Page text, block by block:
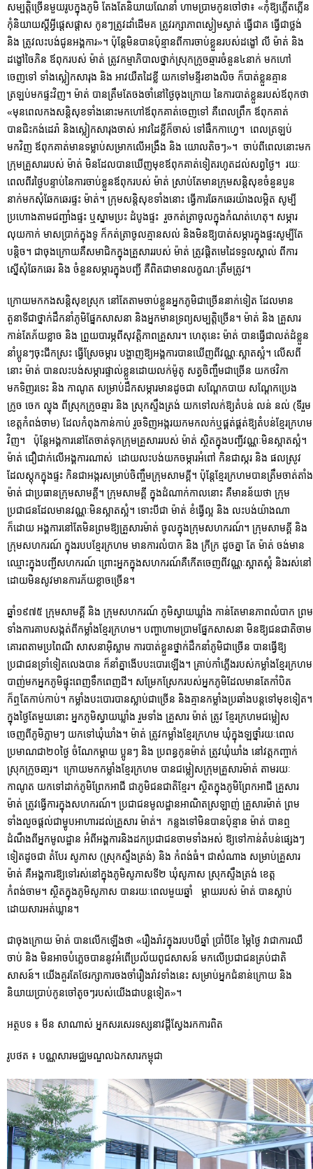
សម្បត្តិច្រើនមួយរូបក្នុងភូមិ តែងតែនិយាយណែនាំ ហាមប្រាមកូនចៅថា៖ «កុំឱ្យភ្លើតភ្លើន
កុំនិយាយស្ដីអ្វីផ្ដេសផ្ដាស កូនៗត្រូវដាំដើមគ ត្រូវរក្សាភាពស្ងៀមស្ងាត់ ធ្វើជាគ ធ្វើជាថ្លង់
និង ត្រូវលះបង់ជូនអង្គការ»។ ប៉ុន្ដែមិនបានប៉ុន្មានពីការចាប់ខ្លួនរបស់ដង្ខៅ លី ម៉ាត់ និង
ដង្ខៅចៃភិន ឪពុករបស់ ម៉ាត់ ត្រូវកម្មាភិបាលថ្នាក់ស្រុកក្រូចឆ្មារចំនួន៤នាក់ មកហៅ
ចេញទៅ ទាំងស្លៀកសារុង និង អាវយឺតដៃខ្លី យកទៅមន្ទីរខាងលិច ក៏បាត់ខ្លួនគ្មាន
ត្រឡប់មកផ្ទះវិញ។ ម៉ាត់ បានត្រឹមតែចងចាំនៅថ្ងៃចុងក្រោយ នៃការបាត់ខ្លួនរបស់ឪពុកថា
«មុនពេលកងសន្តិសុខទាំងនោះមកហៅឪពុកគាត់ចេញទៅ គឺពេលព្រឹក ឪពុកគាត់
បានជិះកង់ដេរ៉ា និងស្លៀកសារុងចាស់ អាវដៃខ្លីក៏ចាស់ ទៅផឹកកាហ្វេ។ ពេលត្រឡប់
មកវិញ ឪពុកគាត់មានទម្លាប់សម្រាកលើអង្រឹង និង យោលតិចៗ»។ ចាប់ពីពេលនោះមក
ក្រុមគ្រួសាររបស់ ម៉ាត់ មិនដែលបានឃើញមុខឪពុកគាត់ទៀតរហូតដល់សព្វថ្ងៃ។ រយៈ
ពេលពីរថ្ងៃបន្ទាប់នៃការចាប់ខ្លួនឪពុករបស់ ម៉ាត់ ស្រាប់តែមានក្រុមសន្ដិសុខចំនួនបួន
នាក់មកសុំឆែកឆេរផ្ទះ ម៉ាត់។ ក្រុមសន្តិសុខទាំងនោះ ធ្វើការឆែកឆេរយ៉ាងលម្អិត សូម្បី
ប្រហោងតាមជញ្ជាំងផ្ទះ ឬស្នាមប្រះ ដំបូងផ្ទះ រួចកត់ត្រាចូលក្នុងកំណត់ហេតុ។ សម្ភារ
លុយកាក់ មាសប្រាក់ក្នុងទូ ក៏កត់ត្រាចូលគ្មានសល់ និងមិនឱ្យបាត់សម្ភារក្នុងផ្ទះសូម្បីតែ
បន្តិច។ ជាចុងក្រោយគឺសមាជិកក្នុងគ្រួសាររបស់ ម៉ាត់ ត្រូវផ្តិតមេដៃទទួលស្គាល់ ពីការ
ស្នើសុំឆែកឆេរ និង ចំនួនសម្ភារក្នុងបញ្ជី គឺពិតជាមានលក្ខណៈត្រឹមត្រូវ។
ក្រោយ​មកកងសន្តិសុខស្រុក នៅតែ​តាម​ចាប់​ខ្លួនអ្នកភូមិ​ជា​ច្រើន​នាក់​ទៀត ដែលមាន
តួនាទីជាថ្នាក់ដឹកនាំភូមិផ្នែកសាសនា និងអ្នកមានទ្រព្យសម្បត្តិច្រើន។ ម៉ាត់ និង គ្រួសារ
កាន់តែ​ភ័យ​ខ្លាច និង ព្រួយបារម្ភពីសុវត្តិភាពគ្រួសារ។ ហេតុនេះ ម៉ាត់ បានធ្វើជាលត់ដំខ្លួន
នាំប្អូនៗចុះជីកស្រះ ធ្វើស្រែចម្ការ បង្ហាញឱ្យអង្គការបានឃើញពីវណ្ណៈស្អាតស្អំ។ លើសពី
នោះ ម៉ាត់ បានលះបង់សម្ភារផ្ទាល់ខ្លួនដោយលក់ម៉ូតូ សត្វចិញ្ចឹមជាច្រើន យកថវិកា
មកទិញរទេះ និង កាណូត សម្រាប់ដឹកសម្ការមានដូចជា សណ្ដែកបាយ សណ្ដែកប្រេង
ក្រូច ចេក ល្ហុង ពីស្រុកក្រូចឆ្មារ និង ស្រុកស្ទឹងត្រង់ យកទៅលក់ឱ្យតំបន់ លន់ នល់ (ទីរួម
ខេត្តកំពង់ចាម) ដែលកំពុងកាន់កាប់ រួចទិញអង្ករយកមកលក់ឬផ្គត់ផ្គត់ឱ្យតំបន់ខ្មែរក្រហម
វិញ។ ប៉ុន្ដែអង្គការនៅតែចាត់ទុកក្រុមគ្រួសាររបស់ ម៉ាត់ ស្ថិតក្នុងបញ្ជីវណ្ណៈមិនស្អាតស្អំ។
ម៉ាត់ ជឿជាក់លើអង្គការណាស់ ដោយលះបង់យកចម្ការអំពៅ កិនជាស្ករ និង ផលស្រូវ
ដែលស្តុកក្នុងផ្ទះ កិនជា​អង្ករ​សម្រាប់ចិញ្ចឹម​ក្រុម​សាមគ្គី។ ប៉ុន្តែខ្មែរក្រហមបានត្រឹមចាត់តាំង
ម៉ាត់ ជាប្រធានក្រុមសាមគ្គី។ ក្រុមសាមគ្គី ក្នុងដំណាក់កាលនោះ គឺមានន័យថា ក្រុម
ប្រជាជនដែលមានវណ្ណៈមិនស្អាតស្អំ។ ទោះបីជា ម៉ាត់ ខំធ្វើល្អ និង លះបង់យ៉ាងណា
ក៏ដោយ អង្គការនៅតែមិនព្រមឱ្យគ្រួសារម៉ាត់ ចូលក្នុងក្រុមសហករណ៍។ ក្រុមសាមគ្គី និង
ក្រុមសហករណ៍ ក្នុងរបបខ្មែរក្រហម មានការលំបាក និង ក្រីក្រ ដូចគ្នា តែ ម៉ាត់ ចង់មាន
ឈ្មោះក្នុងបញ្ជីសហករណ៍ ព្រោះអ្នកក្នុងសហករណ៍គឺកើតចេញពីវណ្ណៈស្អាតស្អំ និងរស់នៅ
ដោយមិនសូវមានការភ័យខ្លាចច្រើន។
ឆ្នាំ១៩៧៥ ក្រុមសាមគ្គី និង ក្រុមសហករណ៍ ភូមិស្វាយឃ្លាំង កាន់តែមានភាពលំបាក ព្រម
ទាំងការគាបសង្កត់ពីកម្លាំងខ្មែរក្រហម។ បញ្ហាហាមប្រាមផ្នែកសាសនា មិនឱ្យជនជាតិចាម
គោរពតាមប្រពៃណី សាសនាអ៊ិស្លាម ការបាត់ខ្លួនថ្នាក់ដឹកនាំភូមិជាច្រើន បានធ្វើឱ្យ
ប្រជាជនទ្រាំទៀតលេងបាន ក៏នាំគ្នាងើបបះបោរឡើង។ គ្រាប់កាំភ្លើងរបស់កម្លាំងខ្មែរក្រហម
បាញ់មកអ្នកភូមិផ្ទុះពេញទឹកពេញដី។ សម្រែកស្រែករបស់អ្នកភូមិដែលមានតែកាំបិត
ក៏ឮតែកាប់កាប់។ កម្លាំងបះបោរបានស្លាប់ជាច្រើន និងគ្មានកម្លាំងប្រឆាំងបន្តទៅមុខទៀត។
ក្នុងថ្ងៃតែមួយនោះ អ្នកភូមិស្វាយឃ្លាំង រួមទាំង គ្រួសារ ម៉ាត់ ត្រូវ ខ្មែរក្រហមជម្លៀស
ចេញពីភូមិភ្លាមៗ យកទៅឃុំឃាំង។ ម៉ាត់ ត្រូវកម្លាំងខ្មែរក្រហម ឃុំក្នុងឡថ្នាំរយៈពេល
ប្រមាណជា២០ថ្ងៃ ចំណែកម្តាយ ប្អូនៗ និង ប្រពន្ធកូនម៉ាត់ ត្រូវឃុំឃាំង នៅវត្តកញ្ចាក់
ស្រុកក្រូចឆា្មរ។ ក្រោយមកកម្លាំងខ្មែរក្រហម បានជម្លៀសក្រុមគ្រួសារម៉ាត់ តាមរយៈ
កាណូត យកទៅដាក់ភូមិព្រែកអាជី ជាភូមិជនជាតិខ្មែរ។ ស្ថិតក្នុងភូមិព្រែកអាជី គ្រួសារ
ម៉ាត់ ត្រូវធ្វើការក្នុងសហករណ៍។ ប្រជាជនមូលដ្ឋានអាណិតស្រឡាញ់ គ្រួសារម៉ាត់ ព្រម
ទាំងលួចផ្ដល់ជាម្ហូបអាហារដល់គ្រួសារ ម៉ាត់។ កន្លងទៅមិនបានប៉ុន្មាន ម៉ាត់ បានឮ
ដំណឹងពីអ្នកមូលដ្ឋាន អំពីអង្គការនិងដកប្រជាជនចាមទាំងអស់ ឱ្យទៅកាន់តំបន់ផ្សេងៗ
ទៀតដូចជា តំបែរ សូភាស (ស្រុកស្ទឹងត្រង់) និង កំពង់ធំ។ ជាសំណាង សម្រាប់គ្រួសារ
ម៉ាត់ គឺអង្គការឱ្យទៅរស់នៅក្នុងភូមិសូភាសទី២ ឃុំសូភាស ស្រុកស្ទឹងត្រង់ ខេត្ត
កំពង់ចាម។ ស្ថិតក្នុងភូមិសូភាស បានរយៈពេលមួយឆ្នាំ ម្តាយរបស់ ម៉ាត់ បានស្លាប់
ដោយសារអត់ឃ្លាន។
ជាចុងក្រោយ ម៉ាត់ បានលើកឡើងថា «រឿងរ៉ាវក្នុងរបបបីឆ្នាំ ប្រាំបីខែ ម្ភៃថ្ងៃ វាជាការឈឺ
ចាប់ និង មិនអាចបំភ្លេចបាននូវអំពើប្រល័យពូជសាសន៍ មកលើប្រជាជនគ្រប់ជាតិ
សាសន៍។ យើងគួរតែថែរក្សាការចងចាំរឿងរ៉ាវទាំងនេះ សម្រាប់អ្នកជំនាន់ក្រោយ និង
និយាយប្រាប់កូនចៅតូចៗរបស់យើងជាបន្តទៀត»។
អត្ថបទ ៖ មីន សាណាស់ អ្នកសរសេរទស្សនាវដ្តីស្វែងរកការពិត
រូបថត ៖ បណ្ណសារមជ្ឈមណ្ឌលឯកសារកម្ពុជា